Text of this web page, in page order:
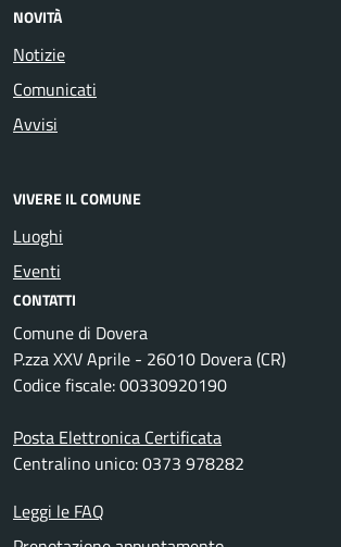
NOVITÀ
Notizie
Comunicati
Avvisi
VIVERE IL COMUNE
Luoghi
Eventi
CONTATTI
Comune di Dovera
P.zza XXV Aprile - 26010 Dovera (CR)
Codice fiscale: 00330920190
Posta Elettronica Certificata
Centralino unico: 0373 978282
Leggi le FAQ